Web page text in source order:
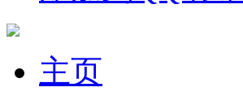
主页